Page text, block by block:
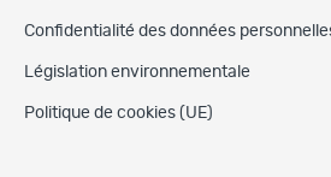
Confidentialité des données
Législation environnementale
Politique de cookies (UE)